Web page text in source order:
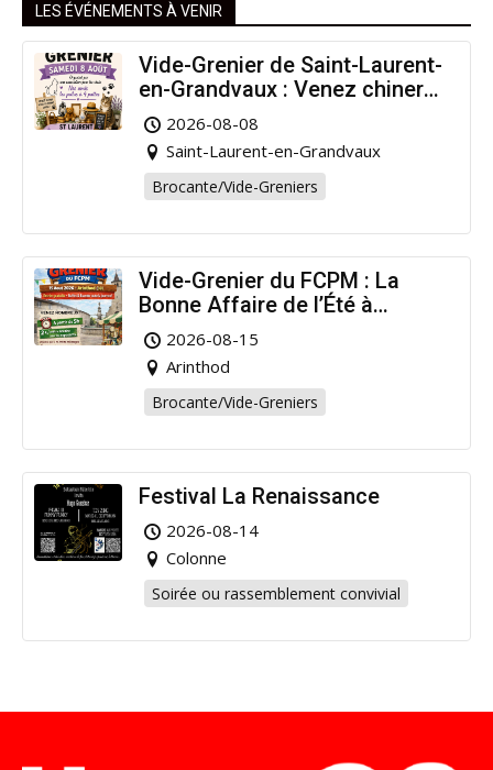
LES ÉVÉNEMENTS À VENIR
Vide-Grenier de Saint-Laurent-
en-Grandvaux : Venez chiner
pour la bonne cause !
2026-08-08
Saint-Laurent-en-Grandvaux
Brocante/Vide-Greniers
Vide-Grenier du FCPM : La
Bonne Affaire de l’Été à
Arinthod !
2026-08-15
Arinthod
Brocante/Vide-Greniers
Festival La Renaissance
2026-08-14
Colonne
Soirée ou rassemblement convivial